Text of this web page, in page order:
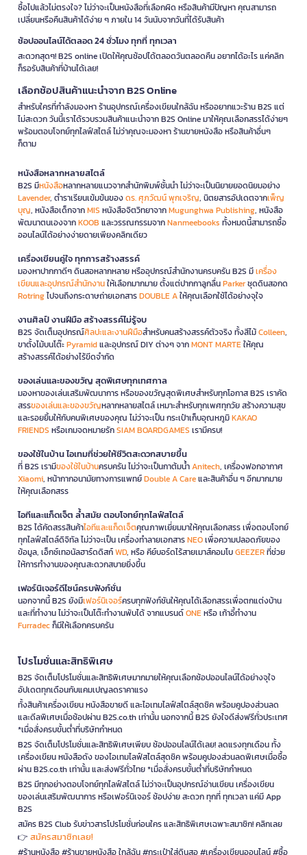
ซื้อไปแล้วไม่ตรงใจ? ไม่ว่าจะเป็นหนังสือที่เลือกผิด หรือสินค้ามีปัญหา คุณสามารถ
เปลี่ยนหรือคืนสินค้าได้ง่าย ๆ ภายใน 14 วันนับจากวันที่ได้รับสินค้า
ช้อปออนไลน์ได้ตลอด 24 ชั่วโมง ทุกที่ ทุกเวลา
สะดวกสุดๆ! B2S online เปิดให้คุณช้อปได้ตลอดวันตลอดคืน อยากได้อะไร แค่คลิก
ก็รอรับสินค้าที่บ้านได้เลย!
เลือกช้อปสินค้าแนะนำจาก B2S Online
สำหรับใครที่กำลังมองหา ร้านอุปกรณ์เครื่องเขียนใกล้ฉัน หรืออยากแวะร้าน B2S แต่
ไม่สะดวก วันนี้เราได้รวบรวมสินค้าแนะนำจาก B2S Online มาให้คุณเลือกสรรได้ง่ายๆ
พร้อมตอบโจทย์ทุกไลฟ์สไตล์ ไม่ว่าคุณจะมองหา ร้านขายหนังสือ หรือสินค้าอื่นๆ
ก็ตาม
หนังสือหลากหลายสไตล์
B2S มีหนังสือหลากหลายแนวจากสำนักพิมพ์ชั้นนำ ไม่ว่าจะเป็นนิยายยอดนิยมอย่าง
Lavender, ตำราเรียนเข้มข้นของดร. ศุภวัฒน์ พุกเจริญ, นิตยสารอัปเดตจากเพ็ญ
บุญ, หนังสือเด็กจากMIS หนังสือจิตวิทยาจากMugunghwa Publishing, หนังสือ
พัฒนาตนเองจากKOOB และวรรณกรรมจากNanmeebooks ทั้งหมดนี้สามารถซื้อ
ออนไลน์ได้อย่างง่ายดายเพียงคลิกเดียว
เครื่องเขียนคู่ใจ ทุกการสร้างสรรค์
มองหาปากกาดีๆ ดินสอหลากหลาย หรืออุปกรณ์สำนักงานครบครัน B2S มีเครื่อง
เขียนและอุปกรณ์สำนักงานให้เลือกมากมาย ตั้งแต่ปากกาลูกลื่นParkerชุดดินสอกด
Rotringไปจนถึงกระดาษถ่ายเอกสารDOUBLE Aให้คุณเลือกใช้ได้อย่างจุใจ
งานศิลป์ งานฝีมือ สร้างสรรค์ไม่รู้จบ
B2S จัดเต็มอุปกรณ์ศิลปะและงานฝีมือสำหรับคนสร้างสรรค์ตัวจริง ทั้งสีไม้Colleen,
ขาตั้งไม้บนโต๊ะPyramidและอุปกรณ์ DIY ต่างๆ จากMONT MARTEให้คุณ
สร้างสรรค์ได้อย่างไร้ขีดจำกัด
ของเล่นและของขวัญ สุดพิเศษทุกเทศกาล
มองหาของเล่นเสริมพัฒนาการ หรือของขวัญสุดพิเศษสำหรับทุกโอกาส B2S เราคัด
สรรของเล่นและของขวัญหลากหลายสไตล์ เหมาะสำหรับทุกเพศทุกวัย สร้างความสุข
และรอยยิ้มให้กับคนพิเศษของคุณ ไม่ว่าจะเป็น กระเป๋าเก็บอุณหภูมิKAKAO
FRIENDS หรือเกมจดหมายรักSIAM BOARDGAMES เรามีครบ!
ของใช้ในบ้าน ไอเทมที่ช่วยให้ชีวิตสะดวกสบายขึ้น
ที่ B2S เรามีของใช้ในบ้านครบครัน ไม่ว่าจะเป็นกาต้มน้ำAnitech, เครื่องฟอกอากาศ
Xiaomi, หน้ากากอนามัยทางการแพทย์Double A Careและสินค้าอื่น ๆ อีกมากมาย
ให้คุณเลือกสรร
ไอทีและแก็ดเจ็ต ล้ำสมัย ตอบโจทย์ทุกไลฟ์สไตล์
B2S ได้คัดสรรสินค้าไอทีและแก็ดเจ็ตคุณภาพเยี่ยมมาให้คุณเลือกสรร เพื่อตอบโจทย์
ทุกไลฟ์สไตล์ดิจิทัล ไม่ว่าจะเป็น เครื่องทำลายเอกสารNEOเพื่อความปลอดภัยของ
ข้อมูล, เอ็กซ์เทอนัลฮาร์ดดิสก์WD, หรือ คีย์บอร์ดไร้สายเมาส์คอมโบGEEZERที่ช่วย
ให้การทำงานของคุณสะดวกสบายยิ่งขึ้น
เฟอร์นิเจอร์ดีไซน์ครบฟังก์ชั่น
นอกจากนี้ B2S ยังมีเฟอร์นิเจอร์ครบทุกฟังก์ชันให้คุณได้เลือกสรรเพื่อตกแต่งบ้าน
และที่ทำงาน ไม่ว่าจะเป็นโต๊ะทำงานพับได้ จากแบรนด์ONEหรือ เก้าอี้ทำงาน
Furradecก็มีให้เลือกครบครัน
โปรโมชั่นและสิทธิพิเศษ
B2S จัดเต็มโปรโมชั่นและสิทธิพิเศษมากมายให้คุณเลือกช้อปออนไลน์ได้อย่างจุใจ
อัปเดตทุกเดือนกับแคมเปญลดราคาแรง
ทั้งสินค้าเครื่องเขียน หนังสือขายดี และไอเทมไลฟ์สไตล์สุดชิค พร้อมคูปองส่วนลด
และดีลพิเศษเมื่อช้อปผ่าน B2S.co.th เท่านั้น นอกจากนี้ B2S ยังใจดีส่งฟรีทั่วประเทศ
*เมื่อสั่งครบขั้นต่ำที่บริษัทกำหนด
B2S จัดเต็มโปรโมชั่นและสิทธิพิเศษเพียบ ช้อปออนไลน์ได้เลย! ลดแรงทุกเดือน ทั้ง
เครื่องเขียน หนังสือดัง ของไอเทมไลฟ์สไตล์สุดชิค พร้อมคูปองส่วนลดพิเศษเมื่อซื้อ
ผ่าน B2S.co.th เท่านั้น และส่งฟรีทั่วไทย *เมื่อสั่งครบขั้นต่ำที่บริษัทกำหนด
B2S มีทุกอย่างตอบโจทย์ทุกไลฟ์สไตล์ ไม่ว่าจะเป็นอุปกรณ์อ่านเขียน เครื่องเขียน
ของเล่นเสริมพัฒนาการ หรือเฟอร์นิเจอร์ ช้อปง่าย สะดวก ทุกที่ ทุกเวลา แค่มี App
B2S
สมัคร B2S Club รับข่าวสารโปรโมชั่นก่อนใคร และสิทธิพิเศษเฉพาะสมาชิก! คลิกเลย
👉 สมัครสมาชิกเลย!
#ร้านหนังสือ #ร้านขายหนังสือ ใกล้ฉัน #กระเป๋าใส่ดินสอ #เครื่องเขียนออนไลน์ #ซื้อ